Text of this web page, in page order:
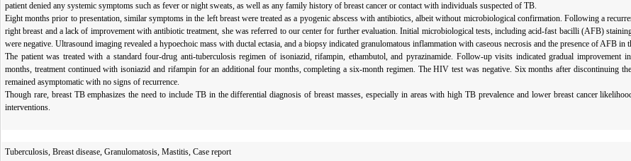
patient denied any systemic symptoms such as fever or night sweats, as well as any family history of breast cancer or contact with individuals suspected of TB.
Eight months prior to presentation, similar symptoms in the left breast were treated as a pyogenic abscess with antibiotics, albeit without microbiological confirmation. Following a
right breast and a lack of improvement with antibiotic treatment, she was referred to our center for further evaluation. Initial microbiological tests, including acid-fast bacilli (AFB)
were negative. Ultrasound imaging revealed a hypoechoic mass with ductal ectasia, and a biopsy indicated granulomatous inflammation with caseous necrosis and the presence of AFB in
The patient was treated with a standard four-drug anti-tuberculosis regimen of isoniazid, rifampin, ethambutol, and pyrazinamide. Follow-up visits indicated gradual improvement
months, treatment continued with isoniazid and rifampin for an additional four months, completing a six-month regimen. The HIV test was negative. Six months after discontinuing
remained asymptomatic with no signs of recurrence.
Though rare, breast TB emphasizes the need to include TB in the differential diagnosis of breast masses, especially in areas with high TB prevalence and lower breast cancer
interventions.
Tuberculosis, Breast disease, Granulomatosis, Mastitis, Case report